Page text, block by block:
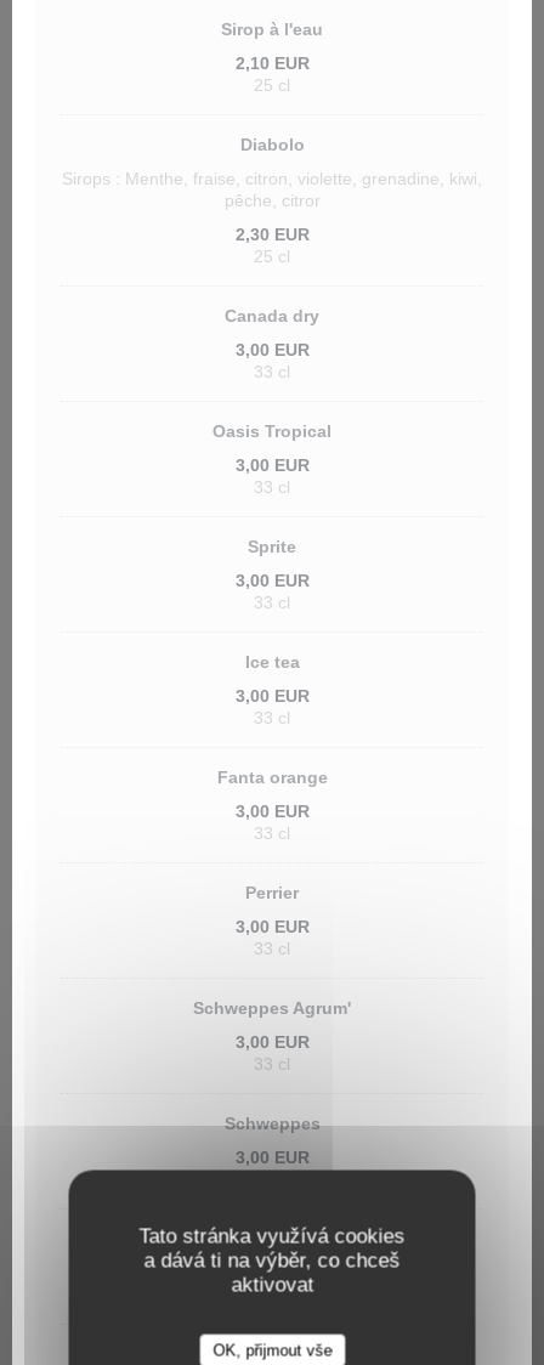
Tato stránka využívá cookies
a dává ti na výběr, co chceš
aktivovat
OK, přijmout vše
Sirop à l'eau
2,10 EUR
25 cl
Diabolo
Sirops : Menthe, fraise, citron, violette, grenadine, kiwi,
pêche, citror
2,30 EUR
25 cl
Canada dry
3,00 EUR
33 cl
Oasis Tropical
3,00 EUR
33 cl
Sprite
3,00 EUR
33 cl
Ice tea
3,00 EUR
33 cl
Fanta orange
3,00 EUR
33 cl
Perrier
3,00 EUR
33 cl
Schweppes Agrum'
3,00 EUR
33 cl
Schweppes
3,00 EUR
Orangina
3,00 EUR
33 cl
Coca Cola Zero